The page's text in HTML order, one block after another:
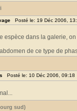
Posté le: 19 Déc 2006,
espèce dans la galerie,
de ce type de
Posté le: 10 Déc 2006,
sud)